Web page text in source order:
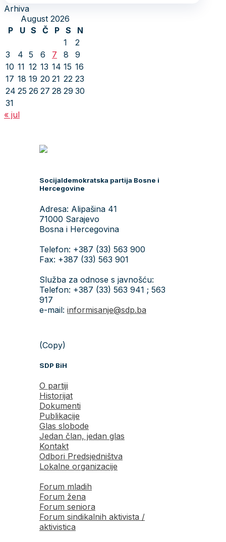
Arhiva
August 2026
P
U S Č P S
N
1
2
3
4 5 6 7 8
9
10 11 12 13 14 15 16
17 18 19 20 21 22 23
24 25 26 27 28 29 30
31
« jul
Socijaldemokratska partija Bosne i
Hercegovine
Adresa: Alipašina 41
71000 Sarajevo
Bosna i Hercegovina
Telefon: +387 (33) 563 900
Fax: +387 (33) 563 901
Služba za odnose s javnošću:
Telefon: +387 (33) 563 941 ; 563
917
e-mail: informisanje@sdp.ba
(Copy)
SDP BiH
O partiji
Historijat
Dokumenti
Publikacije
Glas slobode
Jedan član, jedan glas
Kontakt
Odbori Predsjedništva
Lokalne organizacije
Forum mladih
Forum žena
Forum seniora
Forum sindikalnih aktivista /
aktivistica